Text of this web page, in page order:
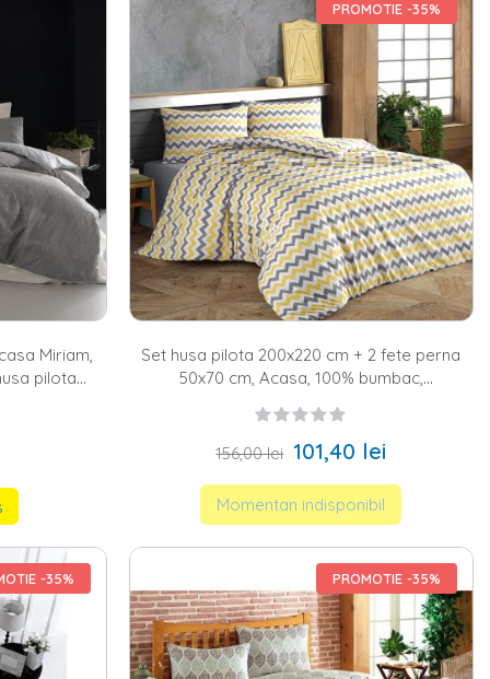
de produse pentru toate gusturile. Daca vrei sa te bucuri cu
pentru
lenjerii de pat bumbac
, care au o calitate superioara si
cateva lucruri, precum aspectul acesteia, stilul de design al
are salteaua
(160x200, 180x200, 200x200, 200x220, 220x240,
fiind una variata, astfel ca poti opta fie pentru lenjerii de pat
lila, albastru, bordo, maro, portocaliu, rosu, roz, turcoaz sau
Miriam,
pilota
PROMOTIE -35%
Set husa pilota 200x220 cm + 2 fete perna
50x70 cm, Acasa, 100% bumbac,
156,00 lei 101,40 lei
Momentan indisponibil
-35% PROMOTIE -35%